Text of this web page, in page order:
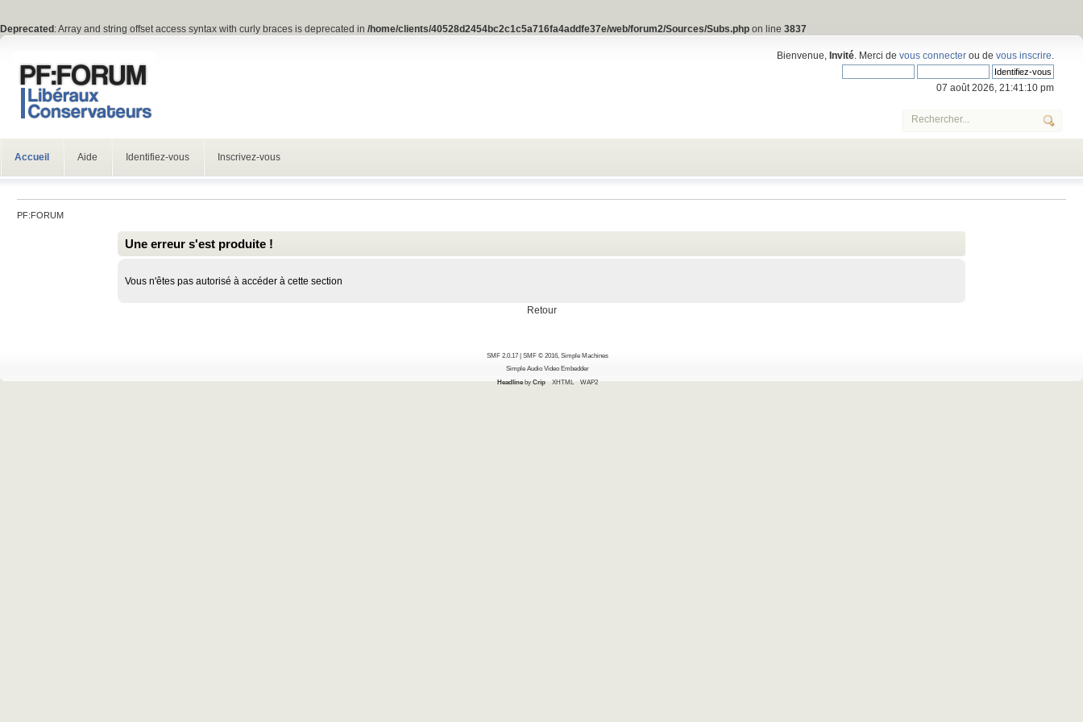
Deprecated : Array and string offset access syntax with curly braces is deprecated in /home/clients/40528d2454bc2c1c5a716fa4addfe37e/web/forum2/Sources/Subs.php on line 3837
Bienvenue,Invité . Merci devous connecter ou devous inscrire
07 août 2026, 21:41:10 pm
Accueil Aide Identifiez-vous Inscrivez-vous
PF:FORUM
Une erreur s'est produite !
Vous n'êtes pas autorisé à accéder à cette section
Retour
SMF 2.0.17 | SMF © 2016, Simple Machines
Simple Audio Video Embedder
HeadlinebyCrip XHTML WAP2